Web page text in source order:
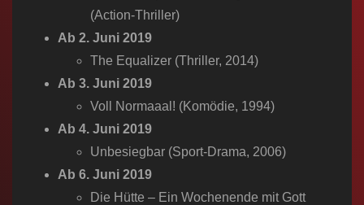
(Action-Thriller)
Ab 2. Juni 2019
The Equalizer (Thriller, 2014)
Ab 3. Juni 2019
Voll Normaaal! (Komödie, 1994)
Ab 4. Juni 2019
Unbesiegbar (Sport-Drama, 2006)
Ab 6. Juni 2019
Die Hütte – Ein Wochenende mit Gott